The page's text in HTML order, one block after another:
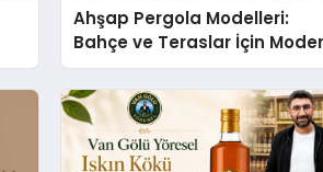
Ahşap Pergola Modelleri:
Bahçe ve Teraslar İçin
Tasarım Fikirleri